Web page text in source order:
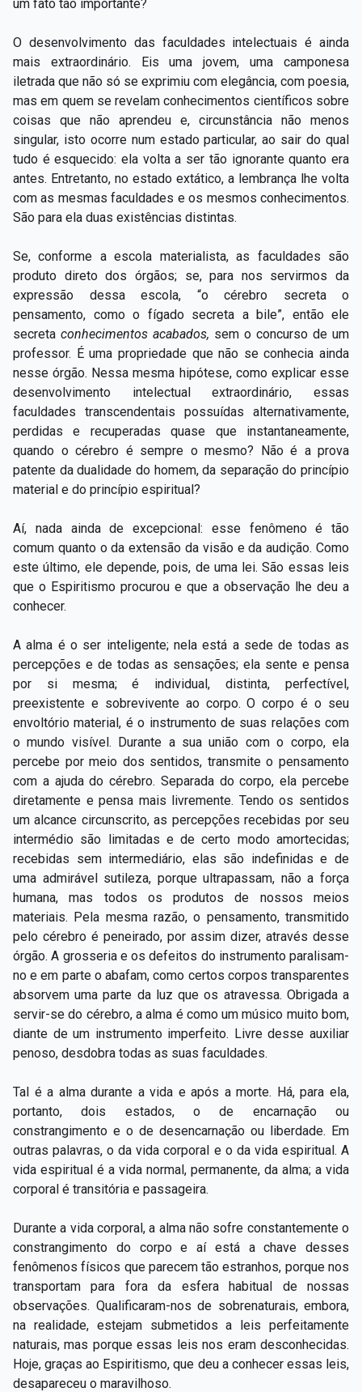
um fato tão importante?
O desenvolvimento das faculdades intelectuais é ainda
mais extraordinário. Eis uma jovem, uma camponesa
iletrada que não só se exprimiu com elegância, com poesia,
mas em quem se revelam conhecimentos científicos sobre
coisas que não aprendeu e, circunstância não menos
singular, isto ocorre num estado particular, ao sair do qual
tudo é esquecido: ela volta a ser tão ignorante quanto era
antes. Entretanto, no estado extático, a lembrança lhe volta
com as mesmas faculdades e os mesmos conhecimentos.
São para ela duas existências distintas.
Se, conforme a escola materialista, as faculdades são
produto direto dos órgãos; se, para nos servirmos da
expressão dessa escola, “o cérebro secreta o
pensamento, como o fígado secreta a bile”, então ele
secreta conhecimentos acabados, sem o concurso de um
professor. É uma propriedade que não se conhecia ainda
nesse órgão. Nessa mesma hipótese, como explicar esse
desenvolvimento intelectual extraordinário, essas
faculdades transcendentais possuídas alternativamente,
perdidas e recuperadas quase que instantaneamente,
quando o cérebro é sempre o mesmo? Não é a prova
patente da dualidade do homem, da separação do princípio
material e do princípio espiritual?
Aí, nada ainda de excepcional: esse fenômeno é tão
comum quanto o da extensão da visão e da audição. Como
este último, ele depende, pois, de uma lei. São essas leis
que o Espiritismo procurou e que a observação lhe deu a
conhecer.
A alma é o ser inteligente; nela está a sede de todas as
percepções e de todas as sensações; ela sente e pensa
por si mesma; é individual, distinta, perfectível,
preexistente e sobrevivente ao corpo. O corpo é o seu
envoltório material, é o instrumento de suas relações com
o mundo visível. Durante a sua união com o corpo, ela
percebe por meio dos sentidos, transmite o pensamento
com a ajuda do cérebro. Separada do corpo, ela percebe
diretamente e pensa mais livremente. Tendo os sentidos
um alcance circunscrito, as percepções recebidas por seu
intermédio são limitadas e de certo modo amortecidas;
recebidas sem intermediário, elas são indefinidas e de
uma admirável sutileza, porque ultrapassam, não a força
humana, mas todos os produtos de nossos meios
materiais. Pela mesma razão, o pensamento, transmitido
pelo cérebro é peneirado, por assim dizer, através desse
órgão. A grosseria e os defeitos do instrumento paralisam-
no e em parte o abafam, como certos corpos transparentes
absorvem uma parte da luz que os atravessa. Obrigada a
servir-se do cérebro, a alma é como um músico muito bom,
diante de um instrumento imperfeito. Livre desse auxiliar
penoso, desdobra todas as suas faculdades.
Tal é a alma durante a vida e após a morte. Há, para ela,
portanto, dois estados, o de encarnação ou
constrangimento e o de desencarnação ou liberdade. Em
outras palavras, o da vida corporal e o da vida espiritual. A
vida espiritual é a vida normal, permanente, da alma; a vida
corporal é transitória e passageira.
Durante a vida corporal, a alma não sofre constantemente o
constrangimento do corpo e aí está a chave desses
fenômenos físicos que parecem tão estranhos, porque nos
transportam para fora da esfera habitual de nossas
observações. Qualificaram-nos de sobrenaturais, embora,
na realidade, estejam submetidos a leis perfeitamente
naturais, mas porque essas leis nos eram desconhecidas.
Hoje, graças ao Espiritismo, que deu a conhecer essas leis,
desapareceu o maravilhoso.